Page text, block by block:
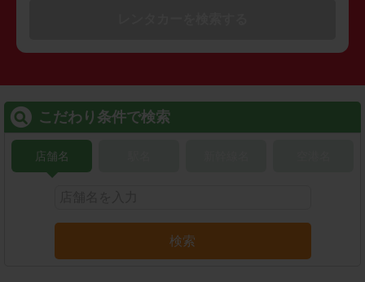
こだわり条件で検索
店舗名
検索